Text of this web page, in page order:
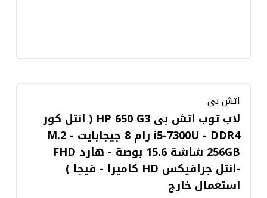
اتش بى
لاب توب اتش بى HP 650 G3 ( انتل كور
i5-7300U - DDR4 رام 8 جيجابايت - M.2
256GB شاشة 15.6 بوصة - هارد FHD
-انتل جرافيكس HD كاميرا - فيجا )
استعمال خارج